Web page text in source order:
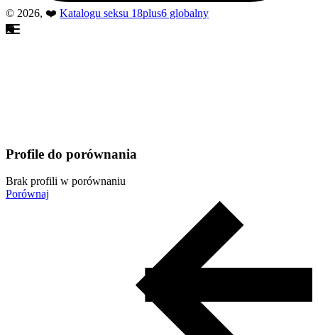
© 2026, ❤️ Katalogu seksu 18plus6 globalny
Profile do porównania
Brak profili w porównaniu
Porównaj